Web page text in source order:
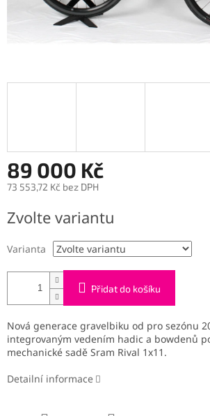
89 000 Kč
73 553,72 Kč bez DPH
cena:
Zvolte variantu
Varianta
Přidat do košíku
Nová generace gravelbiku od pro sezónu
integrovaným vedením hadic a bowdenů
mechanické sadě Sram Rival 1x11.
Detailní informace